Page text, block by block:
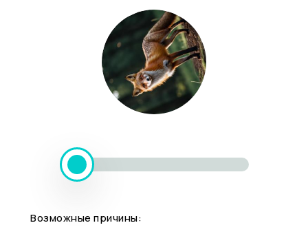
Возможные причины: